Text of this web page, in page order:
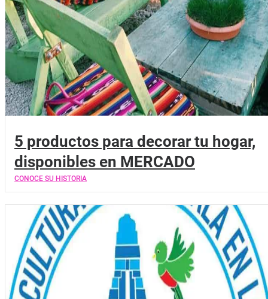
5 productos para decorar tu hogar,
disponibles en MERCADO
CONOCE SU HISTORIA